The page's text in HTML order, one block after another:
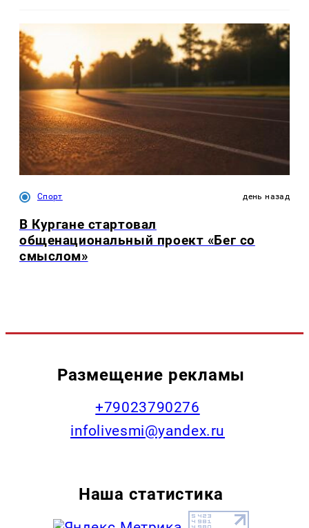
Спорт день назад
В Кургане стартовал
общенациональный проект «Бег со
смыслом»
Размещение рекламы
+79023790276
infolivesmi@yandex.ru
Наша статистика